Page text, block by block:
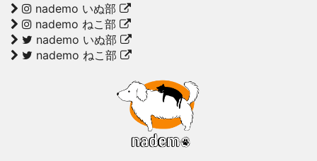
nademo いぬ部
nademo ねこ部
nademo いぬ部
nademo ねこ部